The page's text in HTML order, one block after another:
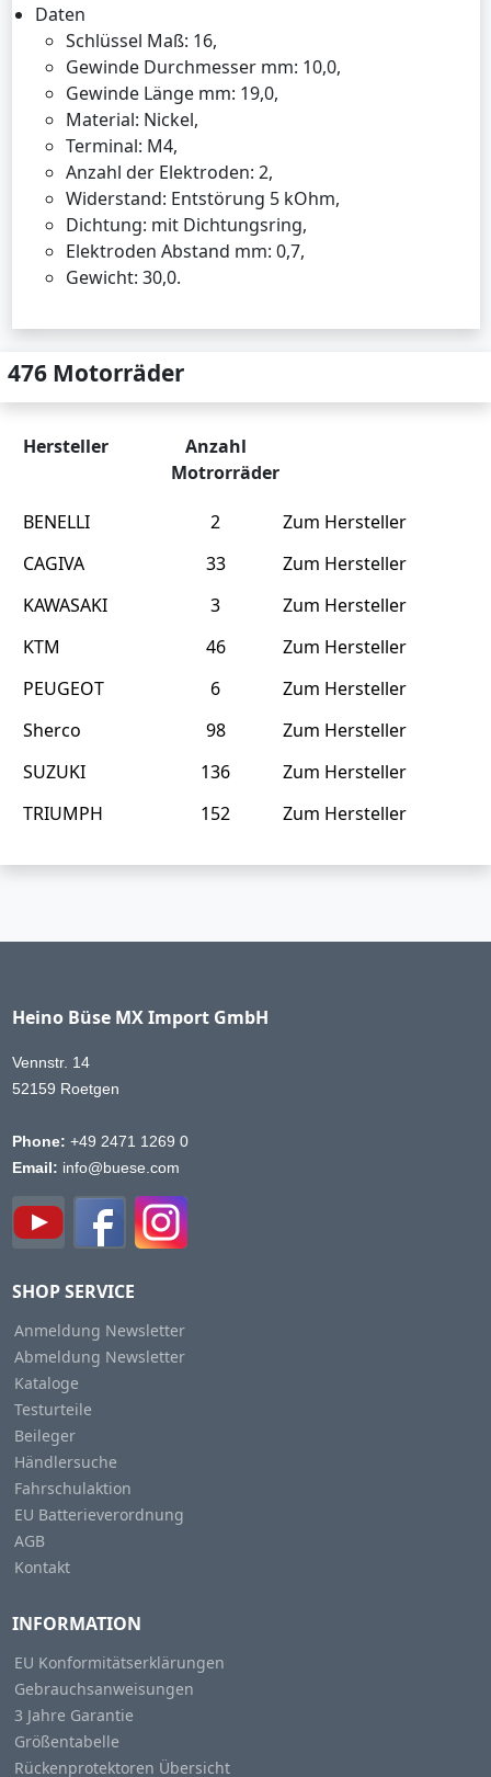
Daten
Schlüssel Maß: 16,
Gewinde Durchmesser mm: 10,0,
Gewinde Länge mm: 19,0,
Material: Nickel,
Terminal: M4,
Anzahl der Elektroden: 2,
Widerstand: Entstörung 5 kOhm,
Dichtung: mit Dichtungsring,
Elektroden Abstand mm: 0,7,
Gewicht: 30,0.
476 Motorräder
Hersteller
Anzahl
Motrorräder
BENELLI 2
Zum Hersteller
CAGIVA
33
Zum Hersteller
KAWASAKI
3
Zum Hersteller
KTM
46
Zum Hersteller
PEUGEOT
6
Zum Hersteller
Sherco
98
Zum Hersteller
SUZUKI
136
Zum Hersteller
TRIUMPH
152 Zum Hersteller
Heino Büse MX Import GmbH
Vennstr. 14
52159 Roetgen
Phone: +49 2471 1269 0
Email: info@buese.com
SHOP SERVICE
Anmeldung Newsletter
Abmeldung Newsletter
Kataloge
Testurteile
Beileger
Händlersuche
Fahrschulaktion
EU Batterieverordnung
AGB
Kontakt
INFORMATION
EU Konformitätserklärungen
Gebrauchsanweisungen
3 Jahre Garantie
Größentabelle
Rückenprotektoren Übersicht